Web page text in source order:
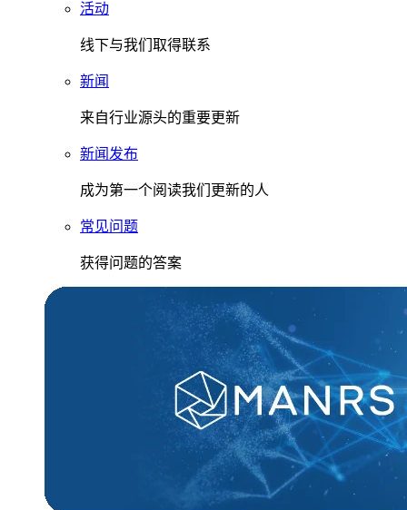
活动
线下与我们取得联系
新闻
来自行业源头的重要更新
新闻发布
成为第一个阅读我们更新的人
常见问题
获得问题的答案